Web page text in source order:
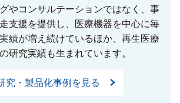
やコンサルテーションではなく、事
支援を提供し、医療機器を中心に毎
績が増え続けているほか、再生医療
研究実績も生まれています。
究・製品化事例を見る